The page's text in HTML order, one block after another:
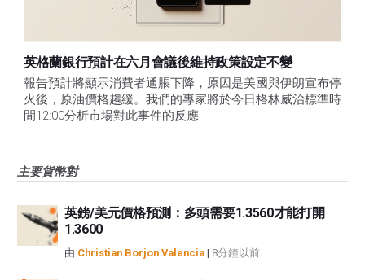
英格蘭銀行預計在六月會議後維持政策設定不變
報告預計將顯示消費者通脹下降，原因是美國與伊朗宣布停
火後，原油價格趨緩。我們的專家將於今日格林威治標準時
間12:00分析市場對此事件的反應
主要貨幣對
英鎊/美元價格預測：多頭需要1.3560才能打開
1.3600
由 Christian Borjon Valencia | 8分鐘以前